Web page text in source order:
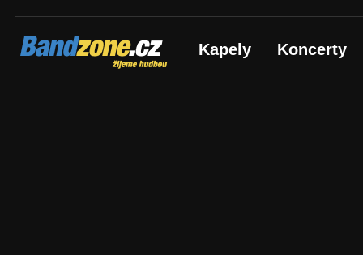
Bandzone.cz
žijeme hudbou Kapely Koncerty